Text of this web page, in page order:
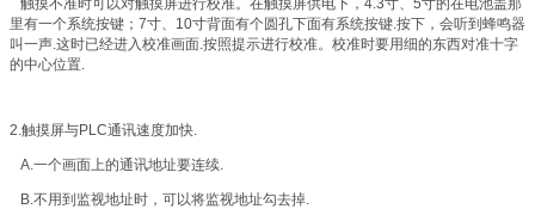
触摸不准时可以对触摸屏进行校准。在触摸屏供电下，4.3寸、5寸的在电池盖那
里有一个系统按键；7寸、10寸背面有个圆孔下面有系统按键.按下，会听到蜂鸣器
叫一声.这时已经进入校准画面.按照提示进行校准。校准时要用细的东西对准十字
的中心位置.
2.触摸屏与PLC通讯速度加快.
A.一个画面上的通讯地址要连续.
B.不用到监视地址时，可以将监视地址勾去掉.